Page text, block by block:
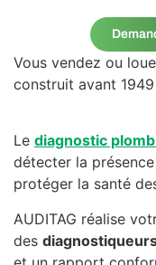
Vous vendez ou
construit avant
Le diagnostic plomb
détecter la
protéger la santé
AUDITAG réalise
des